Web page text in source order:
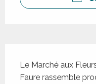
Le Marché aux
Faure rassemble